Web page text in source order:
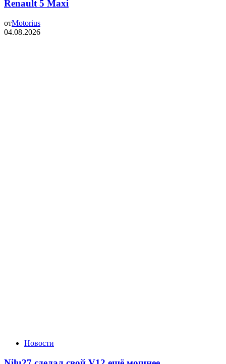
Renault 5 Maxi
отMotorius
04.08.2026
Новости